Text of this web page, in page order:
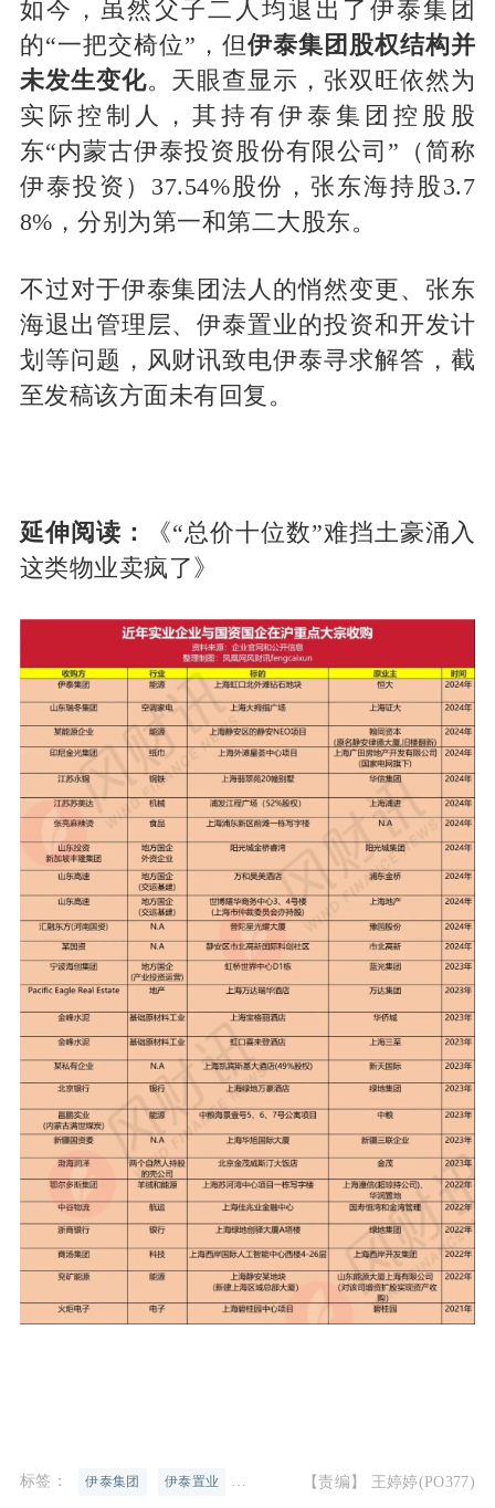
如今，虽然父子二人均退出了伊泰集团
的“一把交椅位”，但伊泰集团股权结构并
未发生变化。天眼查显示，张双旺依然为
实际控制人，其持有伊泰集团控股股
东“内蒙古伊泰投资股份有限公司”（简称
伊泰投资）37.54%股份，张东海持股3.7
8%，分别为第一和第二大股东。
不过对于伊泰集团法人的悄然变更、张东
海退出管理层、伊泰置业的投资和开发计
划等问题，风财讯致电伊泰寻求解答，截
至发稿该方面未有回复。
延伸阅读：
《“总价十位数”难挡土豪涌入
这类物业卖疯了》
标签： 伊泰集团 伊泰置业 伊泰煤炭 【责编】 王婷婷(PO377)